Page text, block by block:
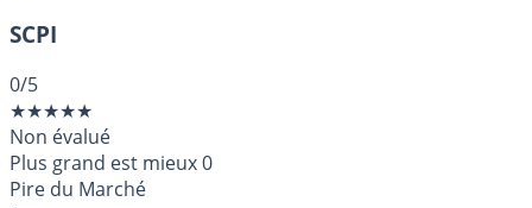
SCPI
0/5
★★★★★
Non évalué
Plus grand est mieux0
Pire du Marché